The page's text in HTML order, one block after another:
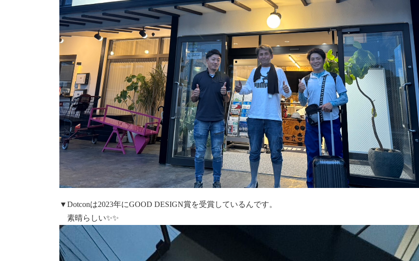
▼Dotconは2023年にGOOD DESIGN賞を受賞しているんです。
素晴らしい✨✨